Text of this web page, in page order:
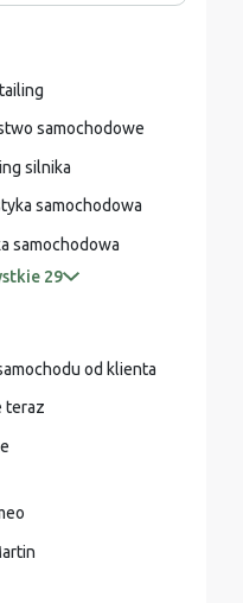
samochodowe
silnika
samochodowa
samochodowa
29
od klienta
teraz